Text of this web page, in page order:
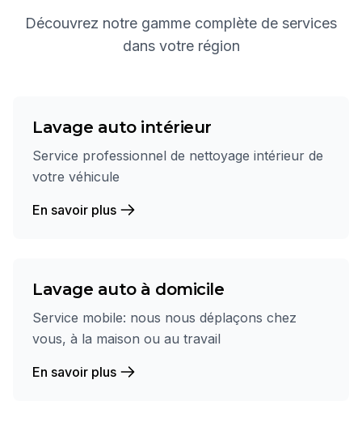
Découvrez notre gamme complète de services
dans votre région
Lavage auto intérieur
Service professionnel de nettoyage intérieur de
votre véhicule
En savoir plus
Lavage auto à domicile
Service mobile: nous nous déplaçons chez
vous, à la maison ou au travail
En savoir plus